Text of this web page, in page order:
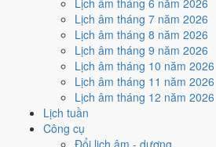
Lịch âm tháng 7 năm 2026
Lịch âm tháng 8 năm 2026
Lịch âm tháng 9 năm 2026
Lịch âm tháng 10 năm 2026
Lịch âm tháng 11 năm 2026
Lịch âm tháng 12 năm 2026
Lịch tuần
Công cụ
Đổi lịch âm - dương
Mua xe - tậu xe
Trung bình
Mua xe - tậu xe hôm nay ởmức
Hắc Đạogây bất lợi.
Cách tính ngày tốt
Xuất hành - đi xa
4
/10Trung bình
Xuất hành - đi xa hôm nay ở
Hắc Đạogây bất lợi.